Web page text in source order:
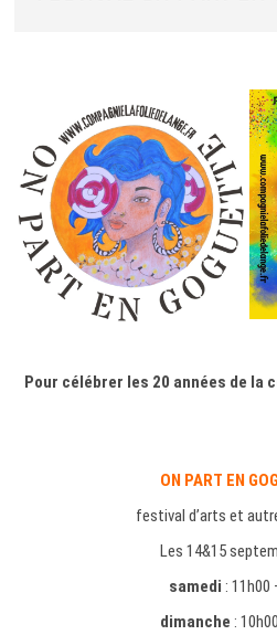
Pour célébrer les 20 années de la
ON PART EN
festival d’arts et
Les 14&15
samedi : 11h00
dimanche :